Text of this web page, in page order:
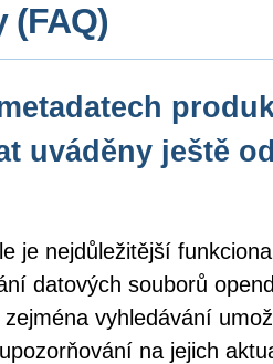
(FAQ)
uváděny ještě
je nejdůležitější
datových souborů
vyhledávání
na jejich